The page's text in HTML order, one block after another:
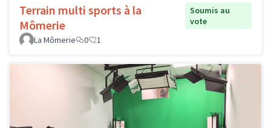
Terrain multi sports à la
Mômerie
Soumis au
vote
La Mômerie
0 1